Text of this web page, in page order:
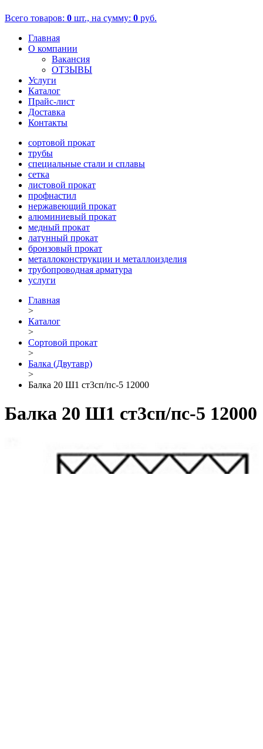
Всего товаров: 0 шт., на сумму: 0 руб.
Главная
О компании
Вакансия
ОТЗЫВЫ
Услуги
Каталог
Прайс-лист
Доставка
Контакты
сортовой прокат
трубы
специальные стали и сплавы
сетка
листовой прокат
профнастил
нержавеющий прокат
алюминиевый прокат
медный прокат
латунный прокат
бронзовый прокат
металлоконструкции и металлоизделия
трубопроводная арматура
услуги
Главная
>
Каталог
>
Сортовой прокат
>
Балка (Двутавр)
>
Балка 20 Ш1 ст3сп/пс-5 12000
Балка 20 Ш1 ст3сп/пс-5 12000